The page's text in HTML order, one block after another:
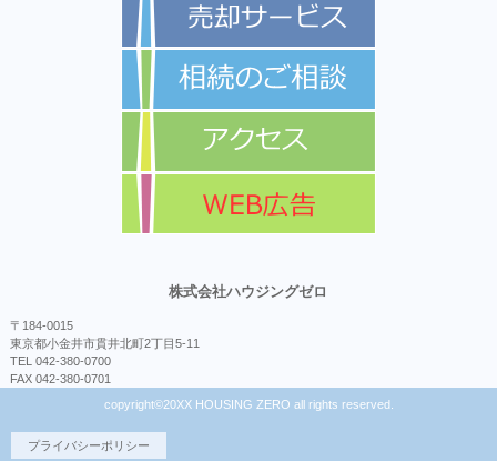
株式会社ハウジングゼロ
〒184-0015
東京都小金井市貫井北町2丁目5-11
TEL 042-380-0700
FAX 042-380-0701
copyright©20XX HOUSING ZERO all rights reserved.
プライバシーポリシー